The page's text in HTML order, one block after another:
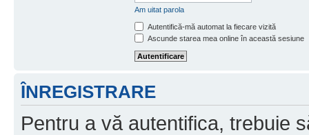
Am uitat parola
Autentifică-mă automat la fiecare vizită
Ascunde starea mea online în această sesiune
ÎNREGISTRARE
Pentru a vă autentifica, trebuie